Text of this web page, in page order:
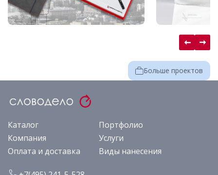
Больше проектов
Каталог
Портфолио
Компания
Услуги
Оплата и доставка
Виды нанесения